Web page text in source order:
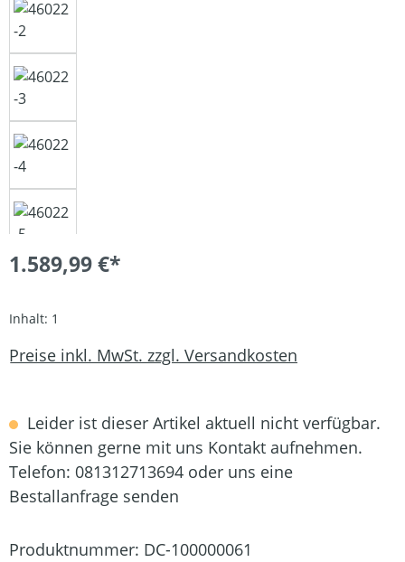
1.589,99 €*
Inhalt: 1
Preise inkl. MwSt. zzgl. Versandkosten
Leider ist dieser Artikel aktuell nicht verfügbar.
Sie können gerne mit uns Kontakt aufnehmen.
Telefon: 081312713694 oder uns eine
Bestallanfrage senden
Produktnummer: DC-100000061